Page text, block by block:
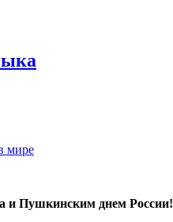
мире
и Пушкинским днем России!